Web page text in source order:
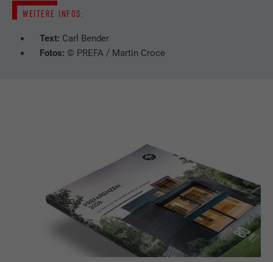
WEITERE INFOS:
Text: Carl Bender
Fotos: © PREFA / Martin Croce